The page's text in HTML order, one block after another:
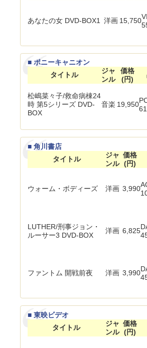
あなたの女 DVD-BOX1 洋画 15,750
■ ポニーキャニオン
タイトル
ジャ
ンル
価格
(円)
松嶋菜々子/救命病棟24
時 第5シリーズ DVD-
BOX
音楽 19,950
■ 角川書店
タイトル
ジャ
ンル
価格
(円)
ウォーム・ボディーズ 洋画 3,990
LUTHER/刑事ジョン・
ルーサー3 DVD-BOX
洋画 6,825
ファントム 開戦前夜 洋画 3,990
■ 東映ビデオ
タイトル
ジャ
ンル
価格
(円)